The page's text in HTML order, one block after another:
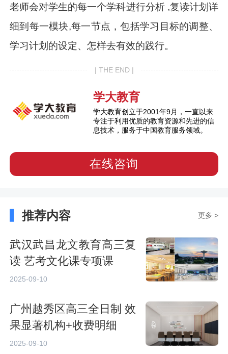
老师会对学生的每一个学科进行分析 ,复读计划详
细到每一模块,每一节点，包括学习目标的调整、
学习计划的设定、怎样去有效的践行。
| THE END |
学大教育
学大教育创立于2001年9月，一直以来
专注于利用优质的教育资源和先进的信
息技术，服务于中国教育服务领域。
在线咨询
推荐内容 更多 >
武汉武昌龙文教育高三复
读 艺考文化课专项课
2025-09-10
广州越秀区高三全日制 效
果显著机构+收费明细
2025-09-10